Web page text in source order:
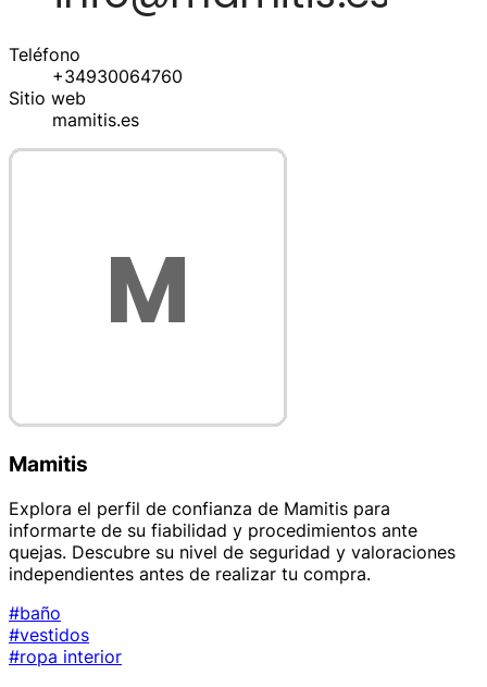
Teléfono
+34930064760
Sitio web
mamitis.es
Mamitis
Explora el perfil de confianza de Mamitis para
informarte de su fiabilidad y procedimientos ante
quejas. Descubre su nivel de seguridad y valoraciones
independientes antes de realizar tu compra.
#baño
#vestidos
#ropa interior